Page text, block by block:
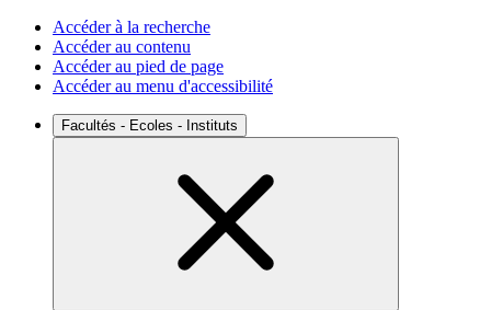
Accéder à la recherche
Accéder au contenu
Accéder au pied de page
Accéder au menu d'accessibilité
Facultés - Ecoles - Instituts